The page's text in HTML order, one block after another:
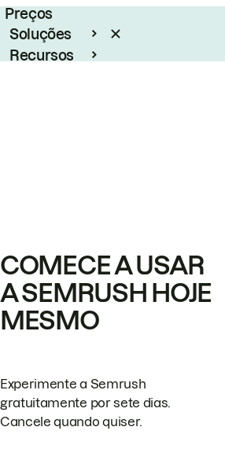
Preços
Soluções
Recursos
COMECE A USAR
A SEMRUSH HOJE
MESMO
Experimente a Semrush
gratuitamente por sete dias.
Cancele quando quiser.